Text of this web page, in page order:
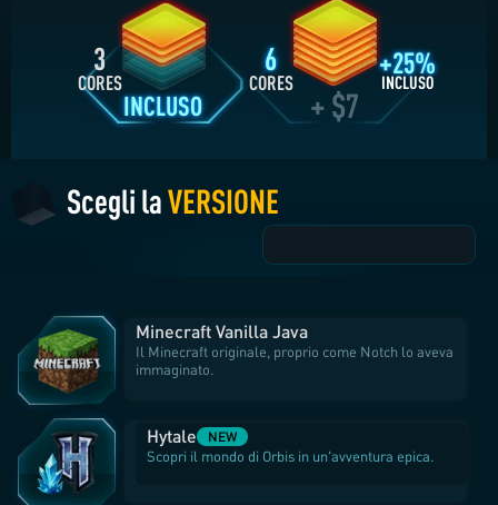
3
CORES
INCLUSO
6
CORES
+ $7
+25%
INCLUSO
Scegli laVERSIONE
Minecraft Vanilla Java
Il Minecraft originale, proprio come Notch lo aveva
immaginato.
Hytale NEW
Scopri il mondo di Orbis in un'avventura epica.